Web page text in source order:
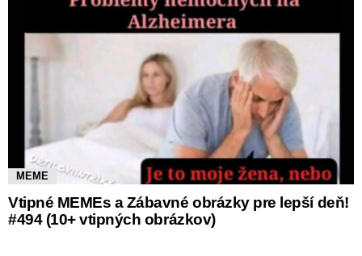
MEME
Vtipné MEMEs a Zábavné obrázky pre lepší deň!
#494 (10+ vtipných obrázkov)